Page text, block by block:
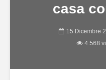
casa
15 Dicembre
4.568